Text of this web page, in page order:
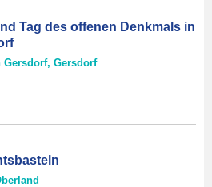
Tag des offenen Denkmals in
Gersdorf, Gersdorf